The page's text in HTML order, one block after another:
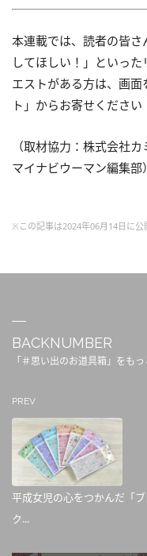
本連載では、読者の皆
してほしい！」といっ
エストがある方は、画
ト」からお寄せください
（取材協力：株式会社
マイナビウーマン編集部）
※この記事は2024年06月14日に公
BACKNUMBER
「＃思い出のお道具箱」をも
PREV
平成女児の心をつかんだ「ブ
ク...